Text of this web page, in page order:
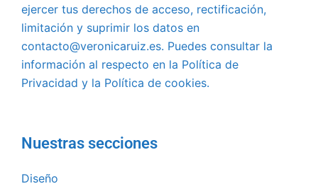
ejercer tus derechos de acceso, rectificación,
limitación y suprimir los datos en
contacto@veronicaruiz.es. Puedes consultar la
información al respecto en la Política de
Privacidad y la Política de cookies.
Nuestras secciones
Diseño